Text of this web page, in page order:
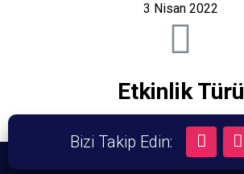
3 Nisan 2022
Etkinlik Türü
Workshop
Bizi Takip Edin: